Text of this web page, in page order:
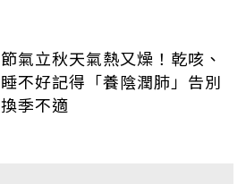
節氣立秋天氣熱又燥！乾咳、
睡不好記得「養陰潤肺」告別
換季不適